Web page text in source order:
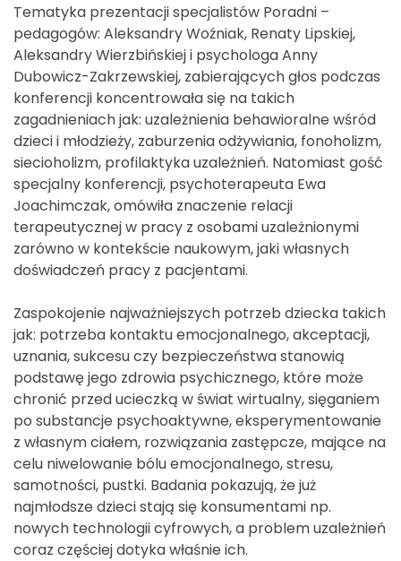
Tematyka prezentacji specjalistów Poradni –
pedagogów: Aleksandry Woźniak, Renaty Lipskiej,
Aleksandry Wierzbińskiej i psychologa Anny
Dubowicz-Zakrzewskiej, zabierających głos podczas
konferencji koncentrowała się na takich
zagadnieniach jak: uzależnienia behawioralne wśród
dzieci i młodzieży, zaburzenia odżywiania, fonoholizm,
siecioholizm, profilaktyka uzależnień. Natomiast gość
specjalny konferencji, psychoterapeuta Ewa
Joachimczak, omówiła znaczenie relacji
terapeutycznej w pracy z osobami uzależnionymi
zarówno w kontekście naukowym, jaki własnych
doświadczeń pracy z pacjentami.
Zaspokojenie najważniejszych potrzeb dziecka takich
jak: potrzeba kontaktu emocjonalnego, akceptacji,
uznania, sukcesu czy bezpieczeństwa stanowią
podstawę jego zdrowia psychicznego, które może
chronić przed ucieczką w świat wirtualny, sięganiem
po substancje psychoaktywne, eksperymentowanie
z własnym ciałem, rozwiązania zastępcze, mające na
celu niwelowanie bólu emocjonalnego, stresu,
samotności, pustki. Badania pokazują, że już
najmłodsze dzieci stają się konsumentami np.
nowych technologii cyfrowych, a problem uzależnień
coraz częściej dotyka właśnie ich.